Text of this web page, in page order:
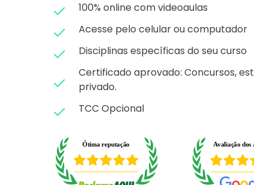
100% online com videoaulas
Acesse pelo celular ou computador
Disciplinas específicas do seu curso
Certificado aprovado: Concursos,
privado.
TCC Opcional